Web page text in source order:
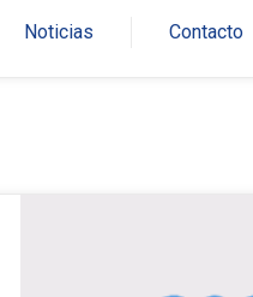
Noticias Contacto